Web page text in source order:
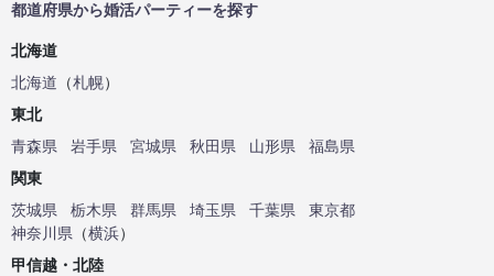
都道府県から婚活パーティーを探す
北海道
北海道 （札幌）
東北
青森県
岩手県 宮城県 秋田県 山形県
福島県
関東
茨城県
栃木県 群馬県 埼玉県 千葉県
東京都
神奈川県 （横浜）
甲信越・北陸